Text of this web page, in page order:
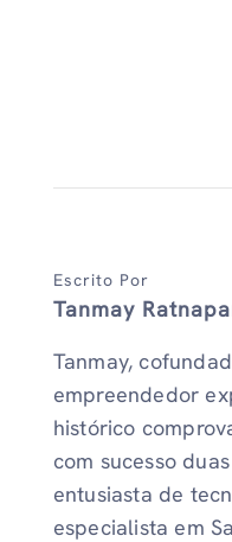
Escrito Por
Tanmay
Tanmay,
empreendedor
histórico
com sucesso
entusiasta de
especialista em